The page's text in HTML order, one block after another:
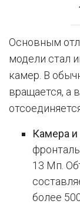
Основным
модели стал
камер. В
вращается, а
Камера и
13 Мп.
более